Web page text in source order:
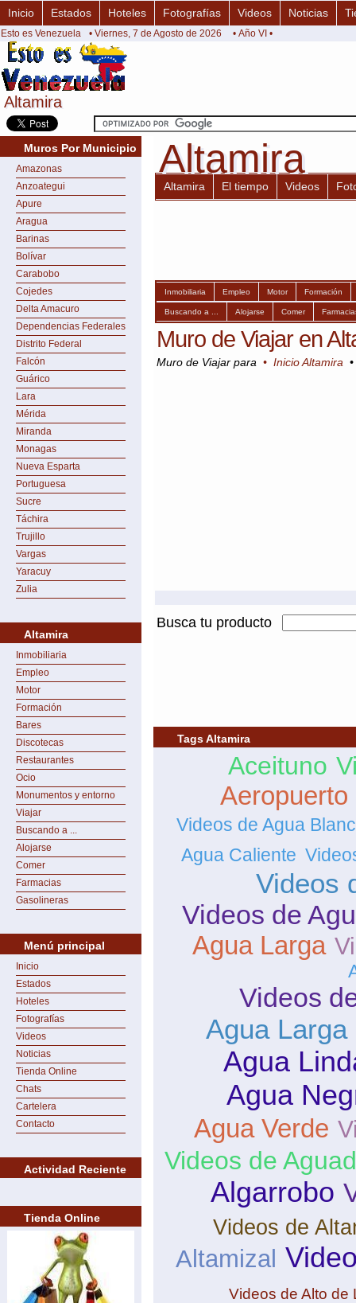
Altamira
Altamira
Inicio Estados Hoteles Fotografías Videos Noticias
Esto es Venezuela • Viernes, 7 de Agosto de 2026 • Año VI •
Muros Por Municipio
Amazonas
Anzoategui
Apure
Aragua
Barinas
Bolívar
Carabobo
Cojedes
Delta Amacuro
Dependencias Federales
Distrito Federal
Falcón
Guárico
Lara
Mérida
Miranda
Monagas
Nueva Esparta
Portuguesa
Sucre
Táchira
Trujillo
Vargas
Yaracuy
Zulia
Altamira
Inmobiliaria
Empleo
Motor
Formación
Bares
Discotecas
Restaurantes
Ocio
Monumentos y entorno
Viajar
Buscando a ...
Alojarse
Comer
Farmacias
Gasolineras
Menú principal
Inicio
Estados
Hoteles
Fotografías
Videos
Noticias
Tienda Online
Chats
Cartelera
Contacto
Actividad Reciente
Tienda Online
Altamira
Altamira
Altamira El tiempo Videos
Inmobiliaria Empleo Motor Formación
Buscando a ... Alojarse Comer
Muro de Viajar en
Muro de Viajar para • Inicio Altamira
Busca tu producto
Tags Altamira
Aceituno
Aeropuerto
Videos de Agua
Agua Caliente
Videos
Videos de
Agua Larga
Videos
Agua
Agua
Agua
Agua Verde
Videos de
Algarrobo
Videos de
Altamizal
Videos de Alto de